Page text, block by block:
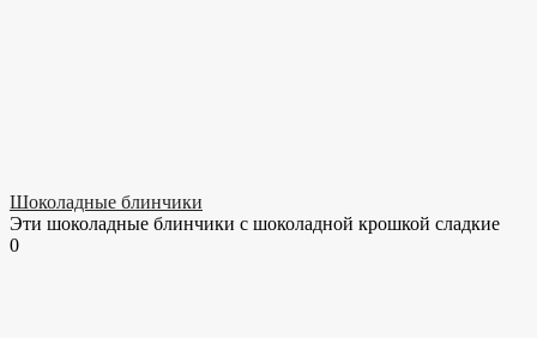
Шоколадные блинчики
Эти шоколадные блинчики с шоколадной крошкой сладкие
0